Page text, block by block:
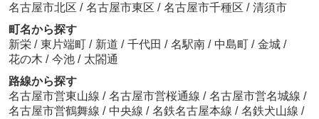
名古屋市北区 / 名古屋市東区 / 名古屋市千種区 / 清須市
町名から探す
新栄 / 東片端町 / 新道 / 千代田 / 名駅南 / 中島町 / 金城 /
花の木 / 今池 / 太閤通
路線から探す
名古屋市営東山線 / 名古屋市営桜通線 / 名古屋市営名城線 /
名古屋市営鶴舞線 / 中央線 / 名鉄名古屋本線 / 名鉄犬山線 /